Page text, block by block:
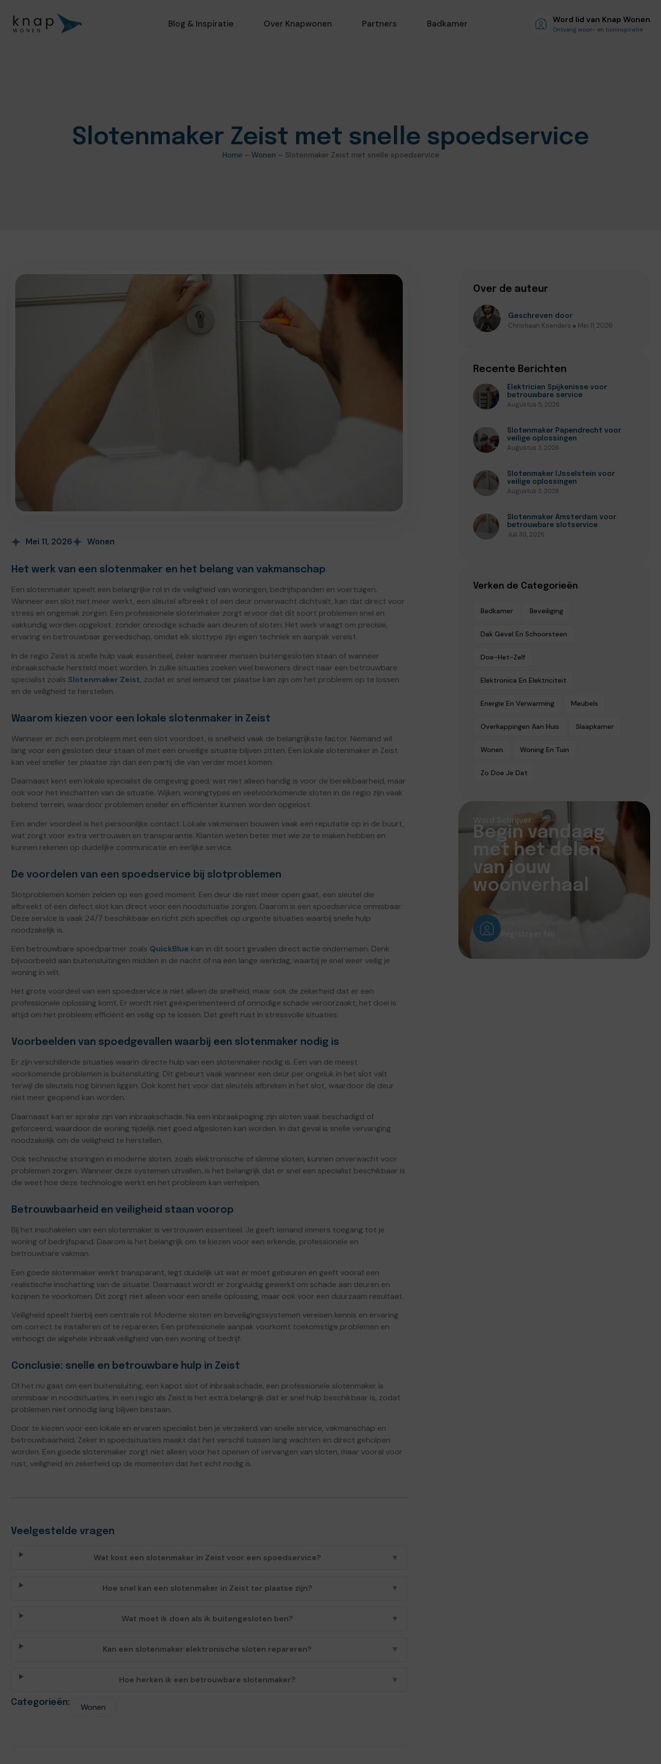
Blog & Inspiratie Over Knapwonen Partners Badkamer Word lid van Knap Wonen
Ontvang woon- en tuininspiratie
Slotenmaker Zeist met snelle spoedservice
Home– Wonen – Slotenmaker Zeist met snelle spoedservice
Mei 11, 2026 Wonen
Het werk van een slotenmaker en het belang van vakmanschap
Een slotenmaker speelt een belangrijke rol in de veiligheid van woningen, bedrijfspanden en voertuigen.
Wanneer een slot niet meer werkt, een sleutel afbreekt of een deur onverwacht dichtvalt, kan dat direct voor
stress en ongemak zorgen. Een professionele slotenmaker zorgt ervoor dat dit soort problemen snel en
vakkundig worden opgelost, zonder onnodige schade aan deuren of sloten. Het werk vraagt om precisie,
ervaring en betrouwbaar gereedschap, omdat elk slottype zijn eigen techniek en aanpak vereist.
In de regio Zeist is snelle hulp vaak essentieel, zeker wanneer mensen buitengesloten staan of wanneer
inbraakschade hersteld moet worden. In zulke situaties zoeken veel bewoners direct naar een betrouwbare
specialist zoals Slotenmaker Zeist, zodat er snel iemand ter plaatse kan zijn om het probleem op te lossen
en de veiligheid te herstellen.
Waarom kiezen voor een lokale slotenmaker in Zeist
Wanneer er zich een probleem met een slot voordoet, is snelheid vaak de belangrijkste factor. Niemand wil
lang voor een gesloten deur staan of met een onveilige situatie blijven zitten. Een lokale slotenmaker in Zeist
kan veel sneller ter plaatse zijn dan een partij die van verder moet komen.
Daarnaast kent een lokale specialist de omgeving goed, wat niet alleen handig is voor de bereikbaarheid, maar
ook voor het inschatten van de situatie. Wijken, woningtypes en veelvoorkomende sloten in de regio zijn vaak
bekend terrein, waardoor problemen sneller en efficiënter kunnen worden opgelost.
Een ander voordeel is het persoonlijke contact. Lokale vakmensen bouwen vaak een reputatie op in de buurt,
wat zorgt voor extra vertrouwen en transparantie. Klanten weten beter met wie ze te maken hebben en
kunnen rekenen op duidelijke communicatie en eerlijke service.
De voordelen van een spoedservice bij slotproblemen
Slotproblemen komen zelden op een goed moment. Een deur die niet meer open gaat, een sleutel die
afbreekt of een defect slot kan direct voor een noodsituatie zorgen. Daarom is een spoedservice onmisbaar.
Deze service is vaak 24/7 beschikbaar en richt zich specifiek op urgente situaties waarbij snelle hulp
noodzakelijk is.
Een betrouwbare spoedpartner zoals QuickBlue kan in dit soort gevallen direct actie ondernemen. Denk
bijvoorbeeld aan buitensluitingen midden in de nacht of na een lange werkdag, waarbij je snel weer veilig je
woning in wilt.
Het grote voordeel van een spoedservice is niet alleen de snelheid, maar ook de zekerheid dat er een
professionele oplossing komt. Er wordt niet geëxperimenteerd of onnodige schade veroorzaakt; het doel is
altijd om het probleem efficiënt en veilig op te lossen. Dat geeft rust in stressvolle situaties.
Voorbeelden van spoedgevallen waarbij een slotenmaker nodig is
Er zijn verschillende situaties waarin directe hulp van een slotenmaker nodig is. Een van de meest
voorkomende problemen is buitensluiting. Dit gebeurt vaak wanneer een deur per ongeluk in het slot valt
terwijl de sleutels nog binnen liggen. Ook komt het voor dat sleutels afbreken in het slot, waardoor de deur
niet meer geopend kan worden.
Daarnaast kan er sprake zijn van inbraakschade. Na een inbraakpoging zijn sloten vaak beschadigd of
geforceerd, waardoor de woning tijdelijk niet goed afgesloten kan worden. In dat geval is snelle vervanging
noodzakelijk om de veiligheid te herstellen.
Ook technische storingen in moderne sloten, zoals elektronische of slimme sloten, kunnen onverwacht voor
problemen zorgen. Wanneer deze systemen uitvallen, is het belangrijk dat er snel een specialist beschikbaar is
die weet hoe deze technologie werkt en het probleem kan verhelpen.
Betrouwbaarheid en veiligheid staan voorop
Bij het inschakelen van een slotenmaker is vertrouwen essentieel. Je geeft iemand immers toegang tot je
woning of bedrijfspand. Daarom is het belangrijk om te kiezen voor een erkende, professionele en
betrouwbare vakman.
Een goede slotenmaker werkt transparant, legt duidelijk uit wat er moet gebeuren en geeft vooraf een
realistische inschatting van de situatie. Daarnaast wordt er zorgvuldig gewerkt om schade aan deuren en
kozijnen te voorkomen. Dit zorgt niet alleen voor een snelle oplossing, maar ook voor een duurzaam resultaat.
Veiligheid speelt hierbij een centrale rol. Moderne sloten en beveiligingssystemen vereisen kennis en ervaring
om correct te installeren of te repareren. Een professionele aanpak voorkomt toekomstige problemen en
verhoogt de algehele inbraakveiligheid van een woning of bedrijf.
Conclusie: snelle en betrouwbare hulp in Zeist
Of het nu gaat om een buitensluiting, een kapot slot of inbraakschade, een professionele slotenmaker is
onmisbaar in noodsituaties. In een regio als Zeist is het extra belangrijk dat er snel hulp beschikbaar is, zodat
problemen niet onnodig lang blijven bestaan.
Door te kiezen voor een lokale en ervaren specialist ben je verzekerd van snelle service, vakmanschap en
betrouwbaarheid. Zeker in spoedsituaties maakt dat het verschil tussen lang wachten en direct geholpen
worden. Een goede slotenmaker zorgt niet alleen voor het openen of vervangen van sloten, maar vooral voor
rust, veiligheid en zekerheid op de momenten dat het echt nodig is.
Veelgestelde vragen
Wat kost een slotenmaker in Zeist voor een spoedservice? ▼
Hoe snel kan een slotenmaker in Zeist ter plaatse zijn? ▼
Wat moet ik doen als ik buitengesloten ben? ▼
Kan een slotenmaker elektronische sloten repareren? ▼
Hoe herken ik een betrouwbare slotenmaker? ▼
Categorieën: Wonen
Over de auteur
Geschreven door
Christiaan Koenders ● Mei 11, 2026
Recente Berichten
Elektricien Spijkenisse voor
betrouwbare service
Augustus 5, 2026
Slotenmaker Papendrecht voor
veilige oplossingen
Augustus 3, 2026
Slotenmaker IJsselstein voor
veilige oplossingen
Augustus 3, 2026
Slotenmaker Amsterdam voor
betrouwbare slotservice
Juli 30, 2026
Verken de Categorieën
Badkamer Beveiliging
Dak Gevel En Schoorsteen
Doe-Het-Zelf
Elektronica En Elektriciteit
Energie En Verwarming Meubels
Overkappingen Aan Huis Slaapkamer
Wonen Woning En Tuin
Zo Doe Je Dat
Word Schrijver
Begin vandaag
met het delen
van jouw
woonverhaal